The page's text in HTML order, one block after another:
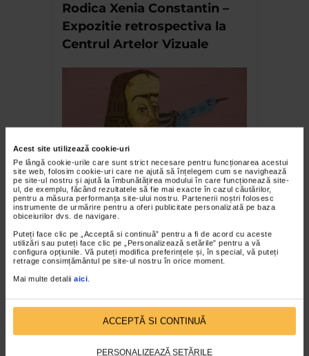
Acest site utilizează cookie-uri
Pe lângă cookie-urile care sunt strict necesare pentru funcționarea acestui
site web, folosim cookie-uri care ne ajută să înțelegem cum se navighează
pe site-ul nostru și ajută la îmbunătățirea modului în care funcționează site-
ul, de exemplu, făcând rezultatele să fie mai exacte în cazul căutărilor,
pentru a măsura performanța site-ului nostru. Partenerii noștri folosesc
instrumente de urmărire pentru a oferi publicitate personalizată pe baza
obiceiurilor dvs. de navigare.
Puteți face clic pe „Acceptă si continuă” pentru a fi de acord cu aceste
utilizări sau puteți face clic pe „Personalizează setările” pentru a vă
configura opțiunile. Vă puteți modifica preferințele și, în special, vă puteți
retrage consimțământul pe site-ul nostru în orice moment.
Mai multe detalii aici.
ACCEPTĂ SI CONTINUĂ
PERSONALIZEAZĂ SETĂRILE
Rodica Xenia Constantin –
Expozitie retrospectiva la
Centrul Artelor Vizuale
Levant dupa Levant – Sorin
Ilfoveanu